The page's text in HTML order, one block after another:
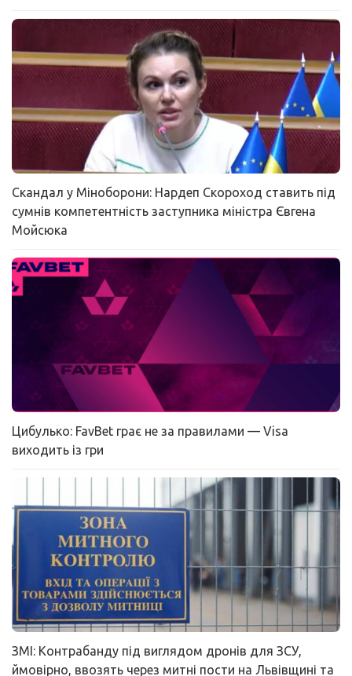
Скандал у Міноборони: Нардеп Скороход ставить під
сумнів компетентність заступника міністра Євгена
Мойсюка
Цибулько: FavBet грає не за правилами — Visa
виходить із гри
ЗМІ: Контрабанду під виглядом дронів для ЗСУ,
ймовірно, ввозять через митні пости на Львівщині та